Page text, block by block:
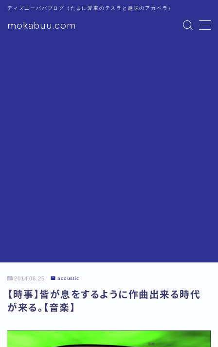
mokabuu.com
ディズニーパパブログ（たまに愛車のテスラと趣味のアカペラ）
2014.06.25 acoustic
【時事】皆が息をするように作曲出来る時代
が来る。【音楽】